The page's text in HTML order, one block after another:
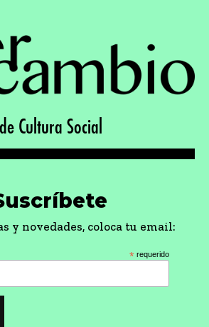
Cultura Social
y novedades, coloca tu email:
* requerido